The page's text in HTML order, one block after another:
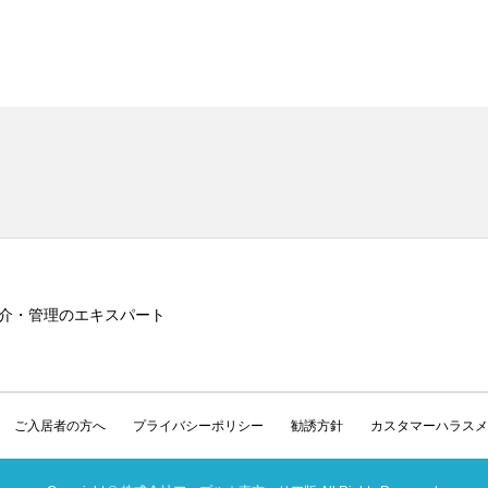
・管理のエキスパート
ご入居者の方へ プライバシーポリシー 勧誘方針 カスタマーハラス